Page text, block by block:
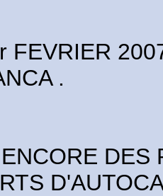
FEVRIER
.
DES